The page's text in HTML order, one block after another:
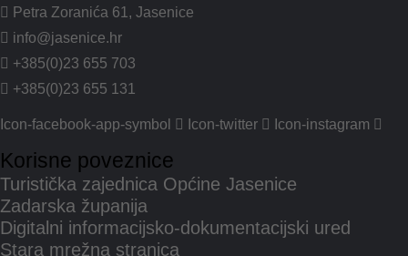
Petra Zoranića 61, Jasenice
info@jasenice.hr
+385(0)23 655 703
+385(0)23 655 131
Icon-facebook-app-symbol Icon-twitter Icon-instagram
Korisne poveznice
Turistička zajednica Općine Jasenice
Zadarska županija
Digitalni informacijsko-dokumentacijski ured
Stara mrežna stranica